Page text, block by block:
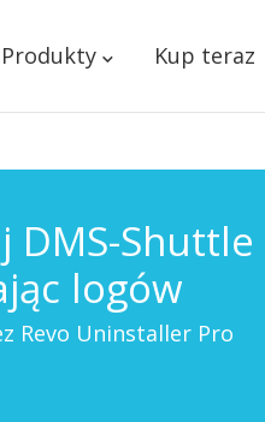
Produkty Kup teraz
DMS-Shuttle
logów
Revo Uninstaller Pro